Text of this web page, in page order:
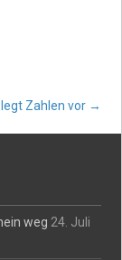
Zahlen vor →
weg 24. Juli